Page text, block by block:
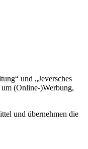
und „Jeversches
(Online-)Werbung,
und übernehmen die